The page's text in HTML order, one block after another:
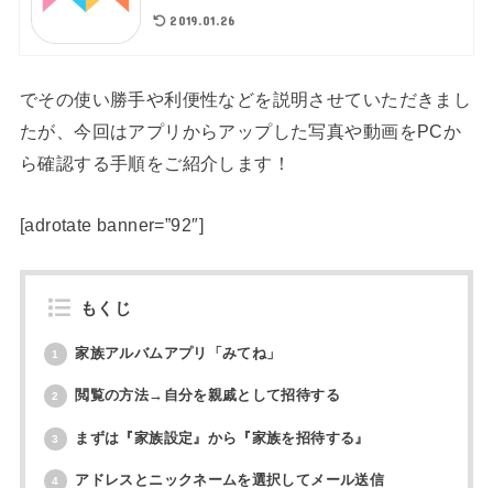
2019.01.26
でその使い勝手や利便性などを説明させていただきまし
たが、今回はアプリからアップした写真や動画をPCか
ら確認する手順をご紹介します！
[adrotate banner=”92″]
もくじ
1 家族アルバムアプリ「みてね」
2 閲覧の方法→自分を親戚として招待する
3 まずは『家族設定』から『家族を招待する』
4 アドレスとニックネームを選択してメール送信